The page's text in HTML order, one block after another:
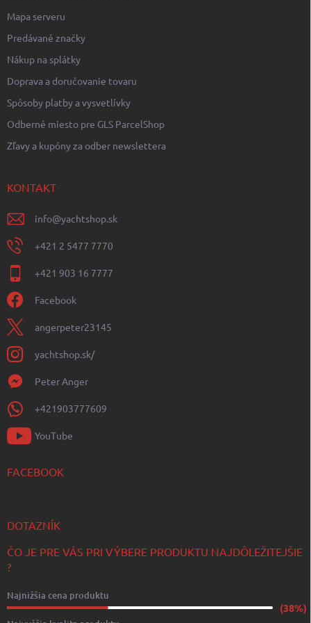
Mapa serveru
Predávané značky
Nákup na splátky
Doprava a doručovanie tovaru
Spôsoby platby a vysvetlívky
Odberné miesto pre GLS ParcelShop
Zľavy a kupóny za odber newslettera
KONTAKT
info@yachtshop.sk
+421 2 5477 7770
+421 903 16 7777
Facebook
angerpeter23145
yachtshop.sk/
Peter Anger
+421903777609
YouTube
FACEBOOK
DOTAZNÍK
ČO JE PRE VÁS PRI VÝBERE PRODUKTU NAJDÔLEŽITEJŠIE
?
Najnižšia cena produktu
(38%)